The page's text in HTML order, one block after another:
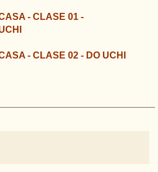
- CLASE 01 -
- CLASE 02 - DO UCHI